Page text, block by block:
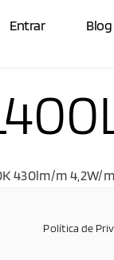
Entrar Blog
430lm/m 4,2W/m
Política de